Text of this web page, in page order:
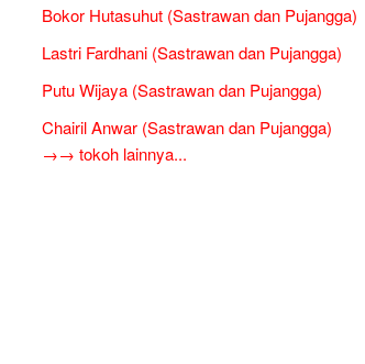
Bokor Hutasuhut (Sastrawan dan Pujangga)
Lastri Fardhani (Sastrawan dan Pujangga)
Putu Wijaya (Sastrawan dan Pujangga)
Chairil Anwar (Sastrawan dan Pujangga)
→→ tokoh lainnya...